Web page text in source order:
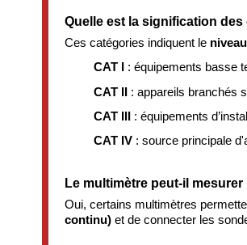
Quelle est la signification des
Ces catégories indiquent le
CAT I : équipements basse
CAT II : appareils branchés
CAT III : équipements
CAT IV : source principale
Le multimètre peut-il
Oui, certains multimètres
continu) et de connecter les